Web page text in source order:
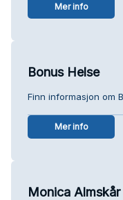
Mer info
Bonus Helse
Finn informasjon om
Mer info
Monica